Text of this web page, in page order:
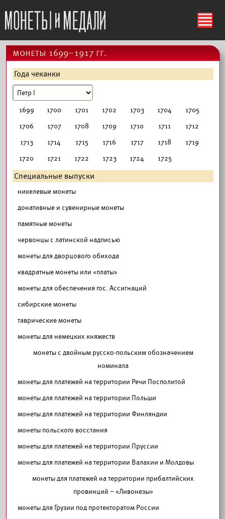
ś
монеты 1699–1917 гг.
Года чеканки
1699 1700 1701 1702 1703 1704
1705
1706
1707 1708 1709 1710 1711
1712
1713
1714 1715 1716 1717 1718
1719
1720
1721 1722 1723 1724 1725
Специальные выпуски
никелевые монеты
донативные и сувенирные монеты
памятные монеты
червонцы с латинской надписью
монеты для дворцового обихода
квадратные монеты или «платы»
монеты для обеспечения гос. Ассигнаций
сибирские монеты
таврические монеты
монеты для немецких княжеств
монеты с двойным русско-польским обозначением
номинала
монеты для платежей на территории Речи Посполитой
монеты для платежей на территории Польши
монеты для платежей на территории Финляндии
монеты польского восстания
монеты для платежей на территории Пруссии
монеты для платежей на территории Валахии и Молдовы
монеты для платежей на территории прибалтийских
провинций – «Ливонезы»
монеты для Грузии под протекторатом России